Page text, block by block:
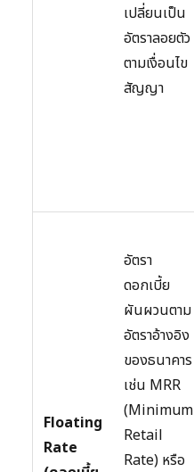
เปลี่ยนเป็น
อัตราลอยตัว
ตามเงื่อนไข
สัญญา
Floating
Rate
อัตรา
ดอกเบี้ย
ผันผวนตาม
อัตราอ้างอิง
ของธนาคาร
เช่น MRR
(Minimum
Retail
Rate) หรือ